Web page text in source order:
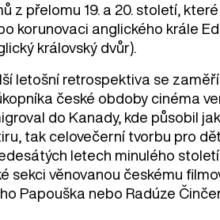
z přelomu 19. a 20. století,
korunovaci anglického krále
královský dvůr).
letošní retrospektiva se
české obdoby cinéma
do Kanady, kde působil
tak celovečerní tvorbu pro
letech minulého
sekci věnovanou českému
Papouška nebo Radúze